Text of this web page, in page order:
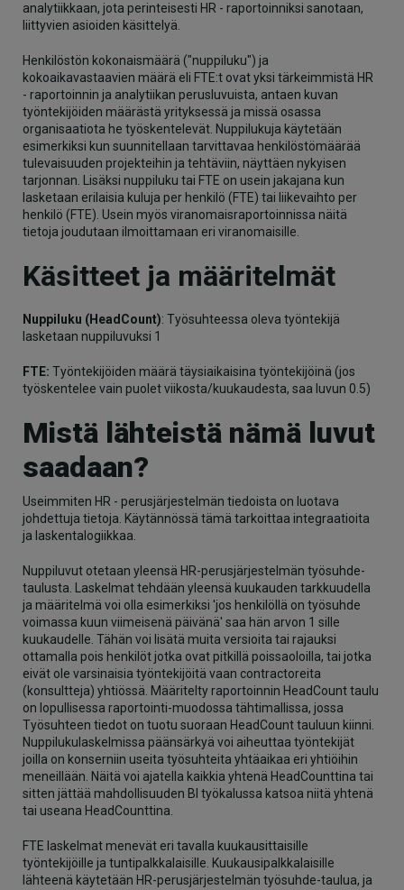
analytiikkaan, jota perinteisesti HR - raportoinniksi sanotaan,
liittyvien asioiden käsittelyä.
Henkilöstön kokonaismäärä ("nuppiluku") ja
kokoaikavastaavien määrä eli FTE:t ovat yksi tärkeimmistä HR
- raportoinnin ja analytiikan perusluvuista, antaen kuvan
työntekijöiden määrästä yrityksessä ja missä osassa
organisaatiota he työskentelevät. Nuppilukuja käytetään
esimerkiksi kun suunnitellaan tarvittavaa henkilöstömäärää
tulevaisuuden projekteihin ja tehtäviin, näyttäen nykyisen
tarjonnan. Lisäksi nuppiluku tai FTE on usein jakajana kun
lasketaan erilaisia kuluja per henkilö (FTE) tai liikevaihto per
henkilö (FTE). Usein myös viranomaisraportoinnissa näitä
tietoja joudutaan ilmoittamaan eri viranomaisille.
Käsitteet ja määritelmät
Nuppiluku (HeadCount): Työsuhteessa oleva työntekijä
lasketaan nuppiluvuksi 1
FTE: Työntekijöiden määrä täysiaikaisina työntekijöinä (jos
työskentelee vain puolet viikosta/kuukaudesta, saa luvun 0.5)
Mistä lähteistä nämä luvut
saadaan?
Useimmiten HR - perusjärjestelmän tiedoista on luotava
johdettuja tietoja. Käytännössä tämä tarkoittaa integraatioita
ja laskentalogiikkaa.
Nuppiluvut otetaan yleensä HR-perusjärjestelmän työsuhde-
taulusta. Laskelmat tehdään yleensä kuukauden tarkkuudella
ja määritelmä voi olla esimerkiksi 'jos henkilöllä on työsuhde
voimassa kuun viimeisenä päivänä' saa hän arvon 1 sille
kuukaudelle. Tähän voi lisätä muita versioita tai rajauksi
ottamalla pois henkilöt jotka ovat pitkillä poissaoloilla, tai jotka
eivät ole varsinaisia työntekijöitä vaan contractoreita
(konsultteja) yhtiössä. Määritelty raportoinnin HeadCount taulu
on lopullisessa raportointi-muodossa tähtimallissa, jossa
Työsuhteen tiedot on tuotu suoraan HeadCount tauluun kiinni.
Nuppilukulaskelmissa päänsärkyä voi aiheuttaa työntekijät
joilla on konserniin useita työsuhteita yhtäaikaa eri yhtiöihin
meneillään. Näitä voi ajatella kaikkia yhtenä HeadCounttina tai
sitten jättää mahdollisuuden BI työkalussa katsoa niitä yhtenä
tai useana HeadCounttina.
FTE laskelmat menevät eri tavalla kuukausittaisille
työntekijöille ja tuntipalkkalaisille. Kuukausipalkkalaisille
lähteenä käytetään HR-perusjärjestelmän työsuhde-taulua, ja